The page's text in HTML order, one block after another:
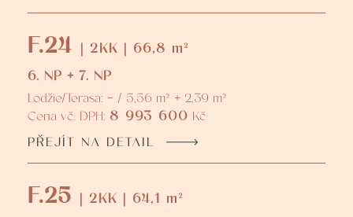
F.24 | 2KK | 66,8 m²
6. NP + 7. NP
Lodžie/Terasa: - / 5,56 m² + 2,39 m²
Cena vč. DPH: 8 993 600 Kč
PŘEJÍT NA DETAIL
F.25 | 2KK | 64,1 m²